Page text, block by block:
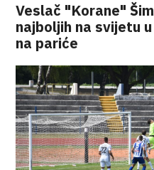
Veslač "Korane"
najboljih na svijetu
na pariće